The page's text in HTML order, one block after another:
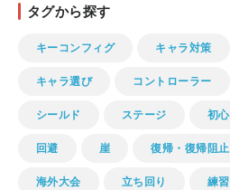
タグから探す
キーコンフィグ キャラ対策
キャラ選び コントローラー
シールド ステージ 初
回避 崖 復帰・復帰阻止
海外大会 立ち回り 練